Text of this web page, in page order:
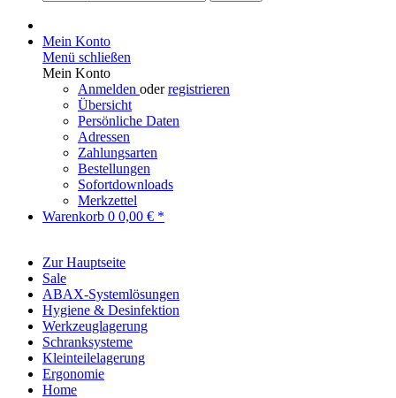
Mein Konto
Menü schließen
Mein Konto
Anmelden oderregistrieren
Übersicht
Persönliche Daten
Adressen
Zahlungsarten
Bestellungen
Sofortdownloads
Merkzettel
Warenkorb 0 0,00 € *
Zur Hauptseite
Sale
ABAX-Systemlösungen
Hygiene & Desinfektion
Werkzeuglagerung
Schranksysteme
Kleinteilelagerung
Ergonomie
Home